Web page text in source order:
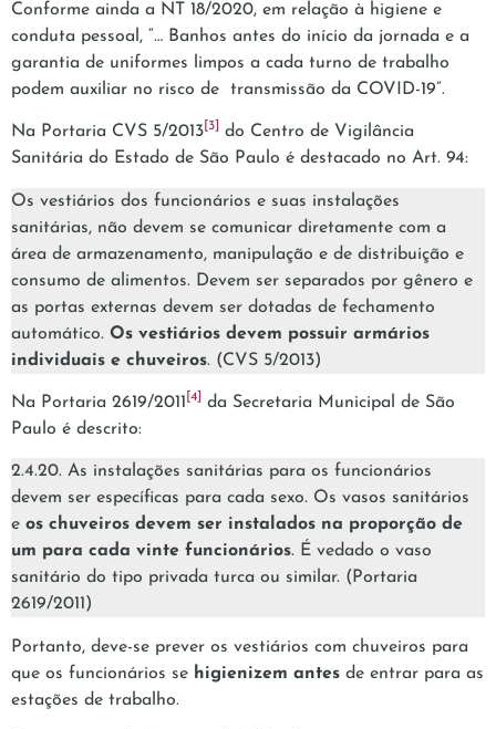
Conforme ainda a NT 18/2020, em relação à higiene e
conduta pessoal, “… Banhos antes do início da jornada e a
garantia de uniformes limpos a cada turno de trabalho
podem auxiliar no risco de transmissão da COVID-19”.
Na Portaria CVS 5/2013 [3]
do Centro de Vigilância
Sanitária do Estado de São Paulo é destacado no Art. 94:
Os vestiários dos funcionários e suas instalações
sanitárias, não devem se comunicar diretamente com a
área de armazenamento, manipulação e de distribuição e
consumo de alimentos. Devem ser separados por gênero e
as portas externas devem ser dotadas de fechamento
automático. Os vestiários devem possuir armários
individuais e chuveiros. (CVS 5/2013)
Na Portaria 2619/2011 [4]
da Secretaria Municipal de São
Paulo é descrito:
2.4.20. As instalações sanitárias para os funcionários
devem ser específicas para cada sexo. Os vasos sanitários
e os chuveiros devem ser instalados na proporção de
um para cada vinte funcionários. É vedado o vaso
sanitário do tipo privada turca ou similar. (Portaria
2619/2011)
Portanto, deve-se prever os vestiários com chuveiros para
que os funcionários se higienizem antes de entrar para as
estações de trabalho.